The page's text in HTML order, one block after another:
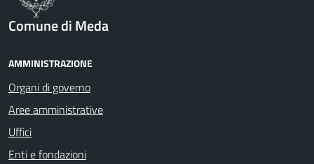
Comune di Meda
AMMINISTRAZIONE
Organi di governo
Aree amministrative
Uffici
Enti e fondazioni